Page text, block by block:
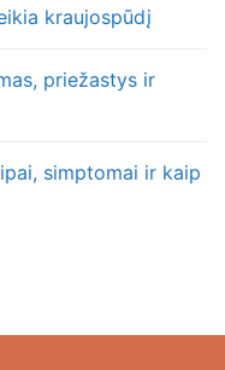
kraujospūdį
priežastys ir
simptomai ir kaip